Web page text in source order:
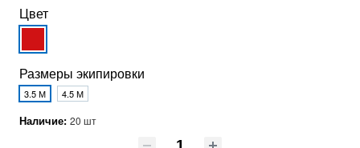
Цвет
Размеры экипировки
3.5 М 4.5 М
Наличие: 20 шт